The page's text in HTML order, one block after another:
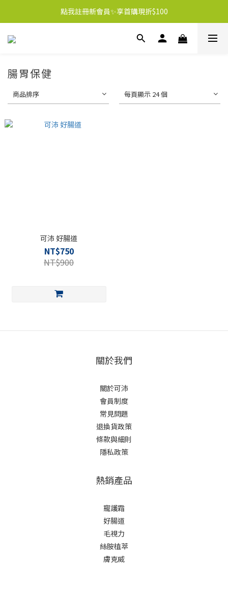
點我註冊新會員✨享首購現折$100
腸胃保健
商品排序 每頁顯示 24 個
可沛 好腸道
NT$750
NT$900
關於我們
關於可沛
會員制度
常見問題
退換貨政策
條款與細則
隱私政策
熱銷產品
寵護霜
好腸道
毛視力
絲胺植萃
膚克威